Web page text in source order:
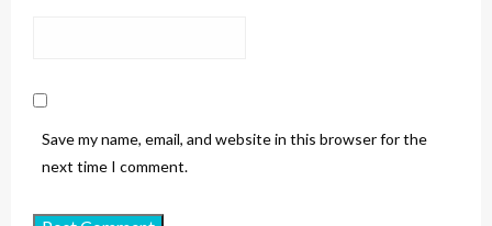
Save my name, email, and website in this browser for the
next time I comment.